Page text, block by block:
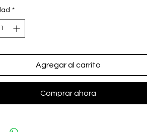
*
Agregar al carrito
Comprar ahora